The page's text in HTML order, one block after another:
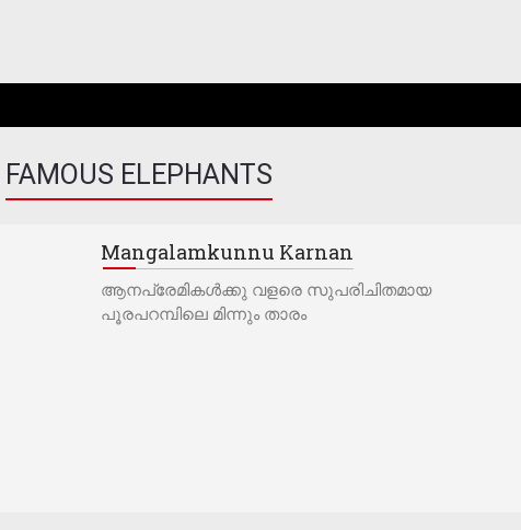
FAMOUS ELEPHANTS
Mangalamkunnu Karnan
ആനപ്രേമികൾക്കു വളരെ സുപരിചിതമായ
പൂരപറമ്പിലെ മിന്നും താരം